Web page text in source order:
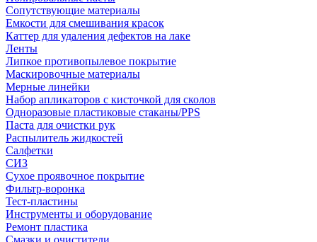
Сопутствующие материалы
Емкости для смешивания красок
Каттер для удаления дефектов на лаке
Ленты
Липкое противопылевое покрытие
Маскировочные материалы
Мерные линейки
Набор апликаторов с кисточкой для сколов
Одноразовые пластиковые стаканы/PPS
Паста для очистки рук
Распылитель жидкостей
Салфетки
СИЗ
Сухое проявочное покрытие
Фильтр-воронка
Тест-пластины
Инструменты и оборудование
Ремонт пластика
Смазки и очистители